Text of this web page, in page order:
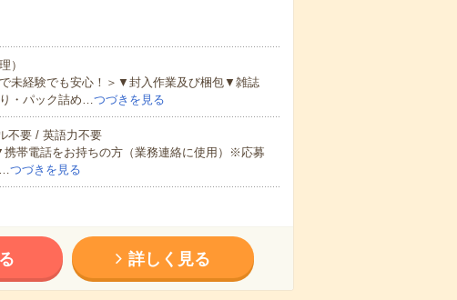
）
未経験でも安心！＞▼封入作業及び梱包▼雑誌
・パック詰め…つづきを見る
不要 / 英語力不要
帯電話をお持ちの方（業務連絡に使用）※応募
つづきを見る
詳しく見る